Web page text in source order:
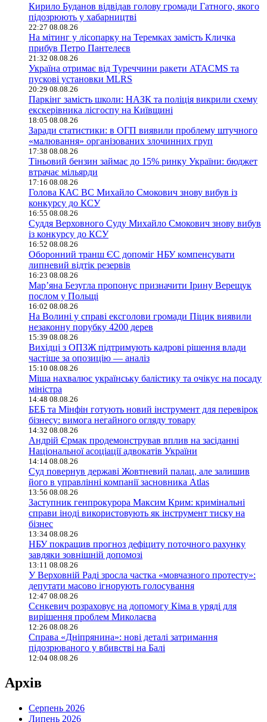
Кирило Буданов відвідав голову громади Гатного, якого
підозрюють у хабарництві
22:27 08.08.26
На мітинг у лісопарку на Теремках замість Кличка
прибув Петро Пантелеєв
21:32 08.08.26
Україна отримає від Туреччини ракети ATACMS та
пускові установки MLRS
20:29 08.08.26
Паркінг замість школи: НАЗК та поліція викрили схему
екскерівника лісгоспу на Київщині
18:05 08.08.26
Заради статистики: в ОГП виявили проблему штучного
«малювання» організованих злочинних груп
17:38 08.08.26
Тіньовий бензин займає до 15% ринку України: бюджет
втрачає мільярди
17:16 08.08.26
Голова КАС ВС Михайло Смокович знову вибув із
конкурсу до КСУ
16:55 08.08.26
Суддя Верховного Суду Михайло Смокович знову вибув
із конкурсу до КСУ
16:52 08.08.26
Оборонний транш ЄС допоміг НБУ компенсувати
липневий відтік резервів
16:23 08.08.26
Мар’яна Безугла пропонує призначити Ірину Верещук
послом у Польщі
16:02 08.08.26
На Волині у справі ексголови громади Піцик виявили
незаконну порубку 4200 дерев
15:39 08.08.26
Вихідці з ОПЗЖ підтримують кадрові рішення влади
частіше за опозицію — аналіз
15:10 08.08.26
Міша нахвалює українську балістику та очікує на посаду
міністра
14:48 08.08.26
БЕБ та Мінфін готують новий інструмент для перевірок
бізнесу: вимога негайного огляду товару
14:32 08.08.26
Андрій Єрмак продемонстрував вплив на засіданні
Національної асоціації адвокатів України
14:14 08.08.26
Суд повернув державі Жовтневий палац, але залишив
його в управлінні компанії засновника Atlas
13:56 08.08.26
Заступник генпрокурора Максим Крим: кримінальні
справи іноді використовують як інструмент тиску на
бізнес
13:34 08.08.26
НБУ покращив прогноз дефіциту поточного рахунку
завдяки зовнішній допомозі
13:11 08.08.26
У Верховній Раді зросла частка «мовчазного протесту»:
депутати масово ігнорують голосування
12:47 08.08.26
Сєнкевич розраховує на допомогу Кіма в уряді для
вирішення проблем Миколаєва
12:26 08.08.26
Справа «Дніпрянина»: нові деталі затримання
підозрюваного у вбивстві на Балі
12:04 08.08.26
Архів
Серпень 2026
Липень 2026